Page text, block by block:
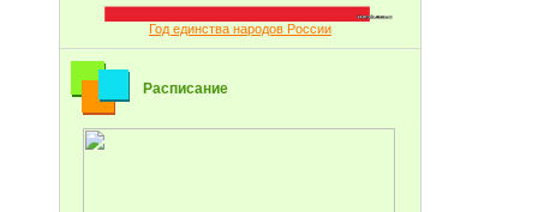
Год единства народов России
Расписание